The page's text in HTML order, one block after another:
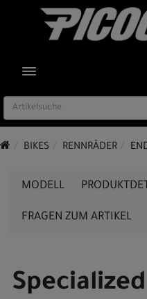
TOGGLE NAVIGATION
BIKES RENNRÄDER
MODELL
FRAGEN ZUM ARTIKEL